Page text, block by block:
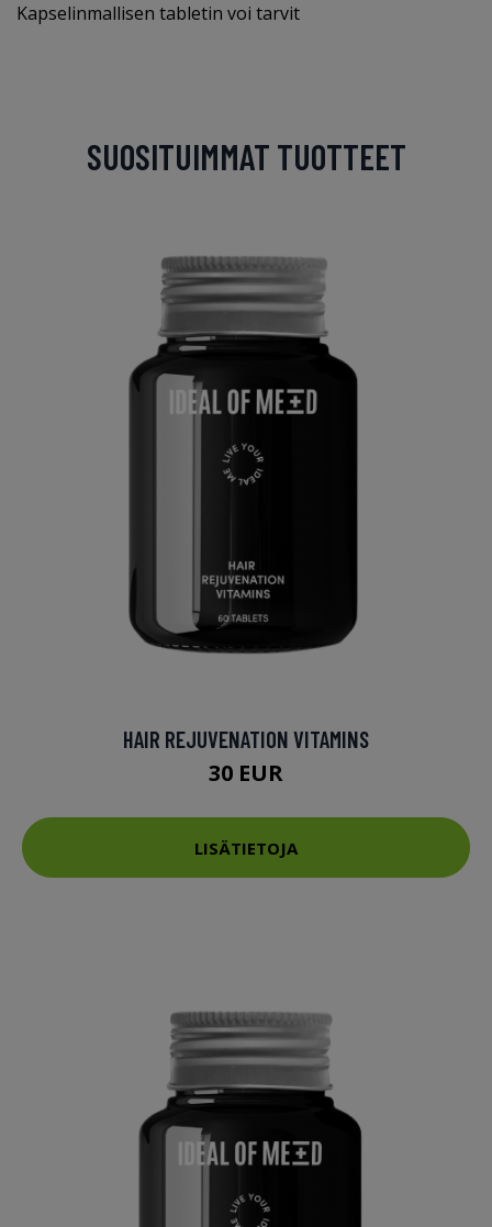
Kapselinmallisen tabletin voi tarvit
SUOSITUIMMAT TUOTTEET
HAIR REJUVENATION VITAMINS
30 EUR
LISÄTIETOJA